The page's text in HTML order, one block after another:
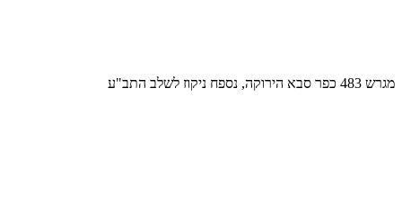
מגרש 483 כפר סבא הירוקה, נספח ניקוז לשלב התב"ע